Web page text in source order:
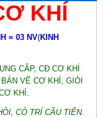
KHÍ
= 03 NV(KINH
CẤP, CĐ CƠ KHÍ
VẼ CƠ KHÍ, GIỎI
KHÍ.
CÓ TRÍ CẦU TIẾN.